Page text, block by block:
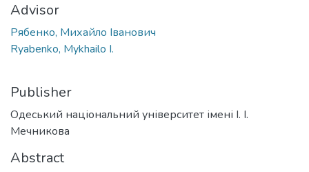
Advisor
Рябенко, Михайло Іванович
Ryabenko, Mykhailo I.
Publisher
Одеський національний університет імені І. І.
Мечникова
Abstract